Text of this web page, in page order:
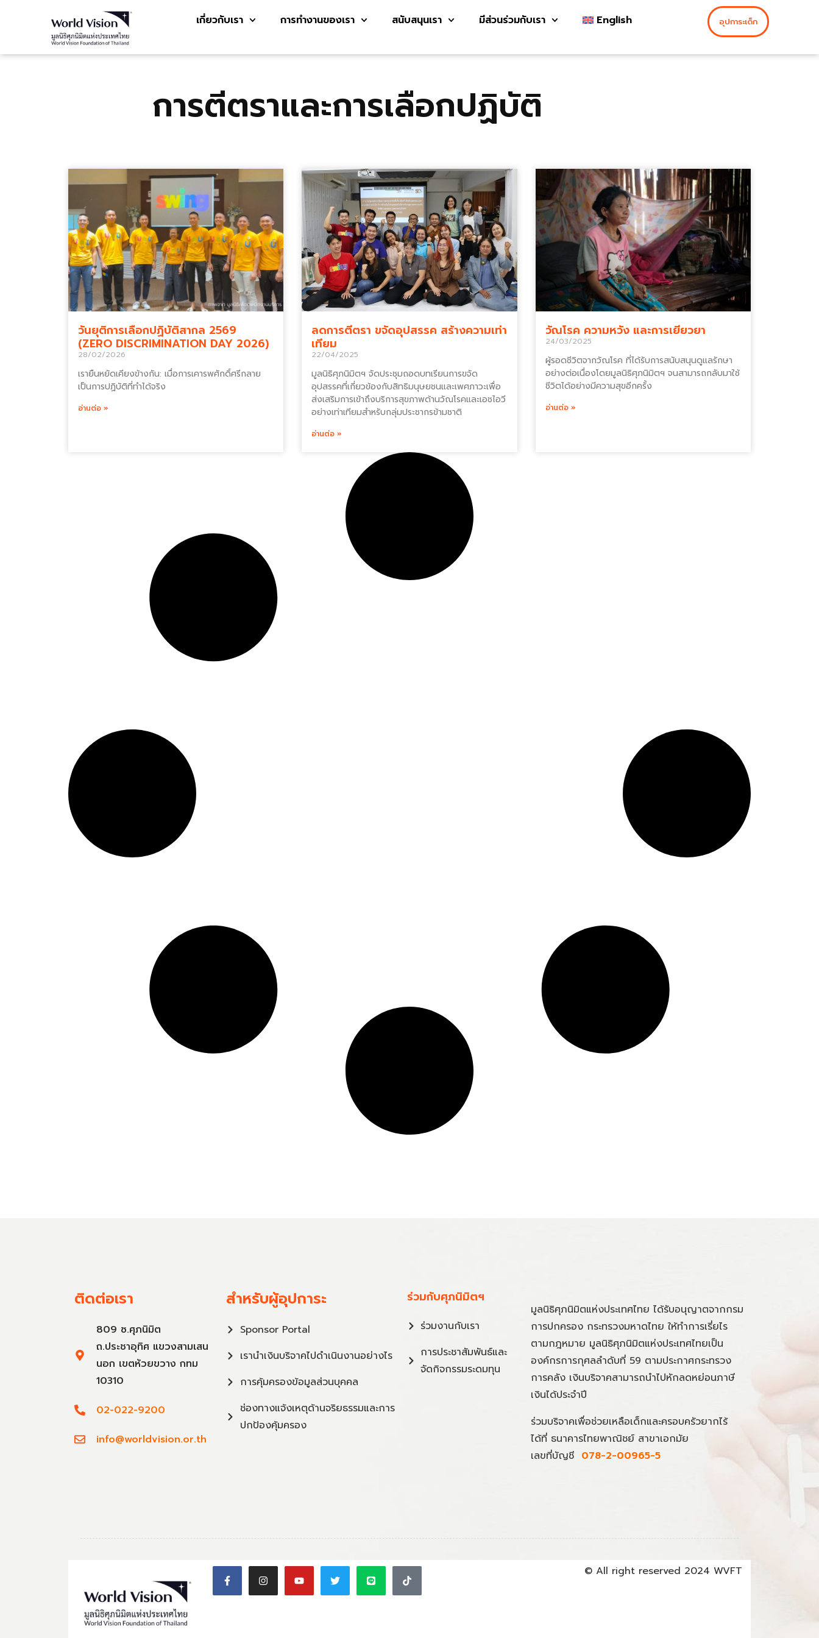
เกี่ยวกับเรา การทำงานของเรา สนับสนุนเรา มีส่วนร่วมกับเรา English อุปการะเด็ก
การตีตราและการเลือกปฏิบัติ
วันยุติการเลือกปฏิบัติสากล 2569
(ZERO DISCRIMINATION DAY 2026)
28/02/2026
เรายืนหยัดเคียงข้างกัน: เมื่อการเคารพศักดิ์ศรีกลาย
เป็นการปฏิบัติที่ทำได้จริง
อ่านต่อ »
ลดการตีตรา ขจัดอุปสรรค สร้างความเท่า
เทียม
22/04/2025
มูลนิธิศุภนิมิตฯ จัดประชุมถอดบทเรียนการขจัด
อุปสรรคที่เกี่ยวข้องกับสิทธิมนุษยชนและเพศภาวะเพื่อ
ส่งเสริมการเข้าถึงบริการสุขภาพด้านวัณโรคและเอชไอวี
อย่างเท่าเทียมสำหรับกลุ่มประชากรข้ามชาติ
อ่านต่อ »
วัณโรค ความหวัง และการเยียวยา
24/03/2025
ผู้รอดชีวิตจากวัณโรค ที่ได้รับการสนับสนุนดูแลรักษา
อย่างต่อเนื่องโดยมูลนิธิศุภนิมิตฯ จนสามารถกลับมาใช้
ชีวิตได้อย่างมีความสุขอีกครั้ง
อ่านต่อ »
ติดต่อเรา
809 ซ.ศุภนิมิต
ถ.ประชาอุทิศ แขวงสามเสน
นอก เขตห้วยขวาง กทม
10310
02-022-9200
info@worldvision.or.th
สำหรับผู้อุปการะ
Sponsor Portal
เรานำเงินบริจาคไปดำเนินงานอย่างไร
การคุ้มครองข้อมูลส่วนบุคคล
ช่องทางแจ้งเหตุด้านจริยธรรมและการ
ปกป้องคุ้มครอง
ร่วมกับศุภนิมิตฯ
ร่วมงานกับเรา
การประชาสัมพันธ์และ
จัดกิจกรรมระดมทุน
มูลนิธิศุภนิมิตแห่งประเทศไทย ได้รับอนุญาตจากกรม
การปกครอง กระทรวงมหาดไทย ให้ทำการเรี่ยไร
ตามกฎหมาย มูลนิธิศุภนิมิตแห่งประเทศไทยเป็น
องค์กรการกุศลลำดับที่ 59 ตามประกาศกระทรวง
การคลัง เงินบริจาคสามารถนำไปหักลดหย่อนภาษี
เงินได้ประจำปี
ร่วมบริจาคเพื่อช่วยเหลือเด็กและครอบครัวยากไร้
ได้ที่ ธนาคารไทยพาณิชย์ สาขาเอกมัย
เลขที่บัญชี 078-2-00965-5
© All right reserved 2024 WVFT